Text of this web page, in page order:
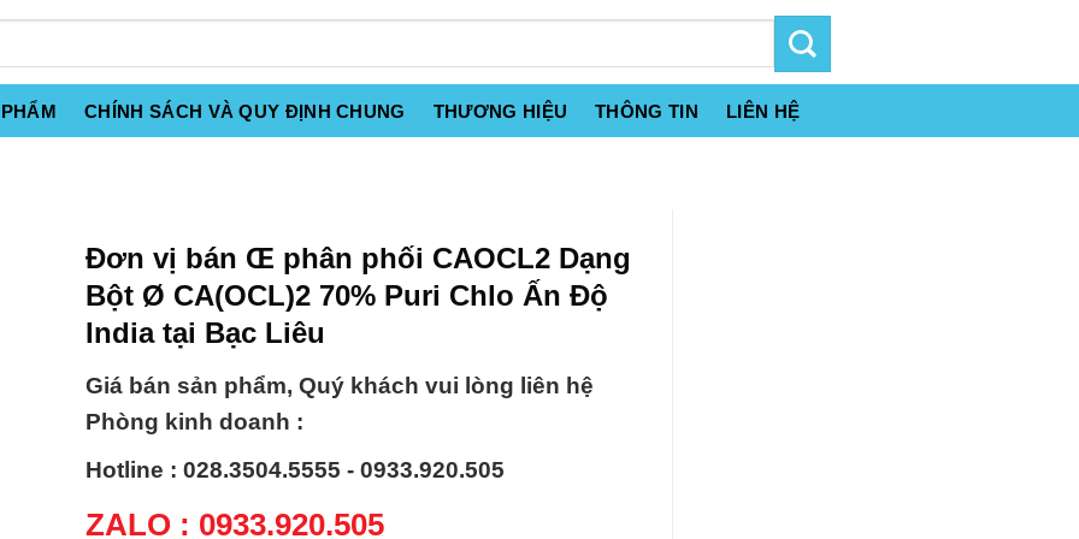
CHÍNH SÁCH VÀ QUY ĐỊNH CHUNG THƯƠNG HIỆU THÔNG TIN LIÊN HỆ
Đơn vị bán Œ phân phối CAOCL2 Dạng
Bột Ø CA(OCL)2 70% Puri Chlo Ấn Độ
India tại Bạc Liêu
Giá bán sản phẩm, Quý khách vui lòng liên hệ
Phòng kinh doanh :
Hotline : 028.3504.5555 - 0933.920.505
ZALO : 0933.920.505